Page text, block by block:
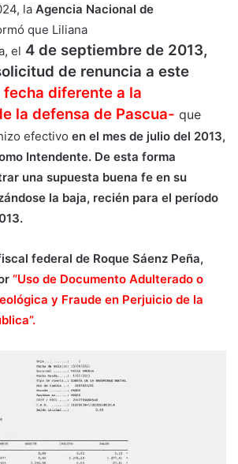
la Agencia Nacional de
que Liliana
el 4 de septiembre de 2013,
de renuncia a este
diferente a la
la defensa de Pascua- que
efectivo en el mes de julio del 2013,
Intendente. De esta forma
una supuesta buena fe en su
la baja, recién para el período
federal de Roque Sáenz Peña,
“Uso de Documento Adulterado o
y Fraude en Perjuicio de la